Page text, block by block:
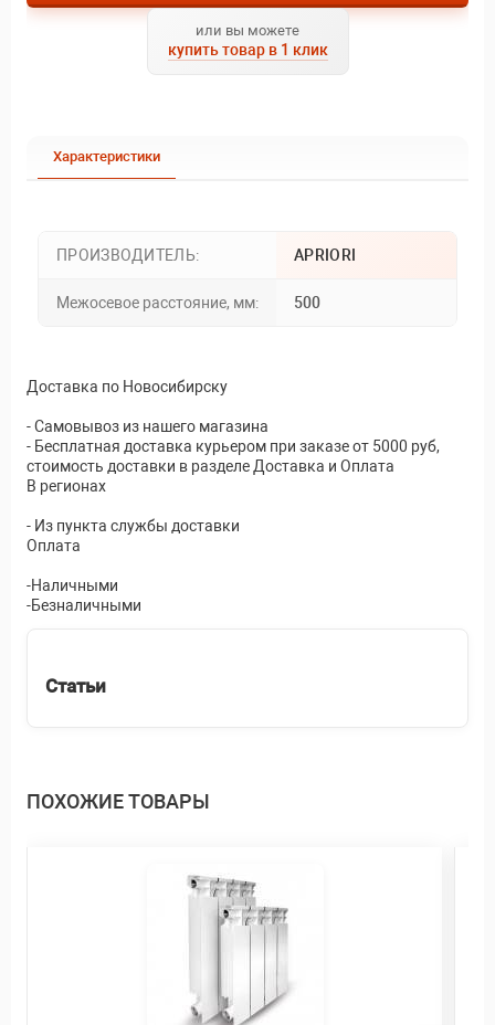
или вы можете
купить товар в 1 клик
Характеристики
ПРОИЗВОДИТЕЛЬ: APRIORI
Межосевое расстояние, мм: 500
Доставка по Новосибирску
- Самовывоз из нашего магазина
- Бесплатная доставка курьером при заказе от 5000 руб,
стоимость доставки в разделе Доставка и Оплата
В регионах
- Из пункта службы доставки
Оплата
-Наличными
-Безналичными
Статьи
ПОХОЖИЕ ТОВАРЫ